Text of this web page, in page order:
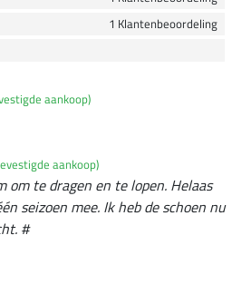
1 Klantenbeoordeling
aankoop)
aankoop)
om te dragen en te lopen. Helaas
seizoen mee. Ik heb de schoen nu
#